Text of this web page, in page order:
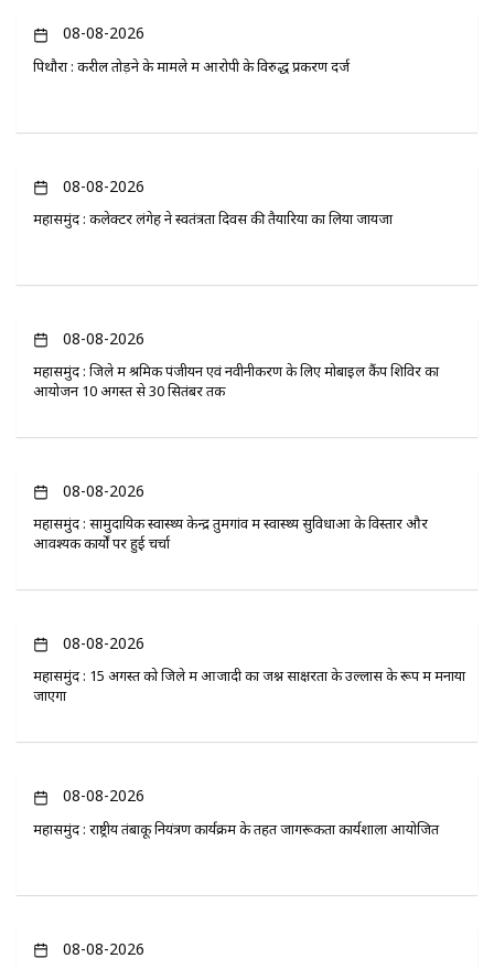
08-08-2026
पिथौरा : करील तोड़ने के मामले में आरोपी के विरुद्ध प्रकरण दर्ज
08-08-2026
महासमुंद : कलेक्टर लंगेह ने स्वतंत्रता दिवस की तैयारियों का लिया जायजा
08-08-2026
महासमुंद : जिले में श्रमिक पंजीयन एवं नवीनीकरण के लिए मोबाइल कैंप शिविर का
आयोजन 10 अगस्त से 30 सितंबर तक
08-08-2026
महासमुंद : सामुदायिक स्वास्थ्य केन्द्र तुमगांव में स्वास्थ्य सुविधाओं के विस्तार और
आवश्यक कार्यों पर हुई चर्चा
08-08-2026
महासमुंद : 15 अगस्त को जिले में आजादी का जश्न साक्षरता के उल्लास के रूप में मनाया
जाएगा
08-08-2026
महासमुंद : राष्ट्रीय तंबाकू नियंत्रण कार्यक्रम के तहत जागरूकता कार्यशाला आयोजित
08-08-2026